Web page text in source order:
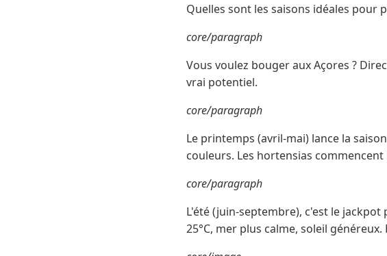
Quelles sont les saisons idéales pour
core/paragraph
Vous voulez bouger aux Açores ?
vrai potentiel.
core/paragraph
Le printemps (avril-mai) lance la
couleurs. Les hortensias
core/paragraph
L'été (juin-septembre), c'est le
25°C, mer plus calme, soleil